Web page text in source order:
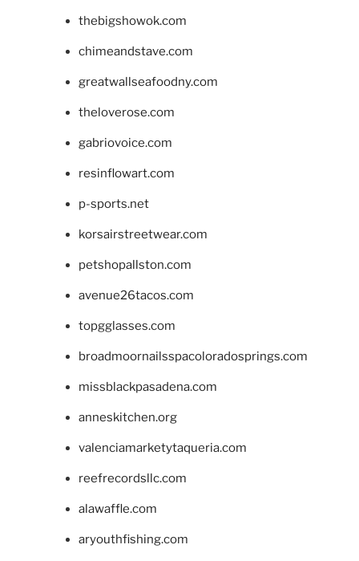
thebigshowok.com
chimeandstave.com
greatwallseafoodny.com
theloverose.com
gabriovoice.com
resinflowart.com
p-sports.net
korsairstreetwear.com
petshopallston.com
avenue26tacos.com
topgglasses.com
broadmoornailsspacoloradosprings.com
missblackpasadena.com
anneskitchen.org
valenciamarketytaqueria.com
reefrecordsllc.com
alawaffle.com
aryouthfishing.com